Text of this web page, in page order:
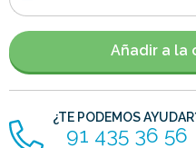
de
artículos
Añadir a la
¿TE PODEMOS
91 435 36 56